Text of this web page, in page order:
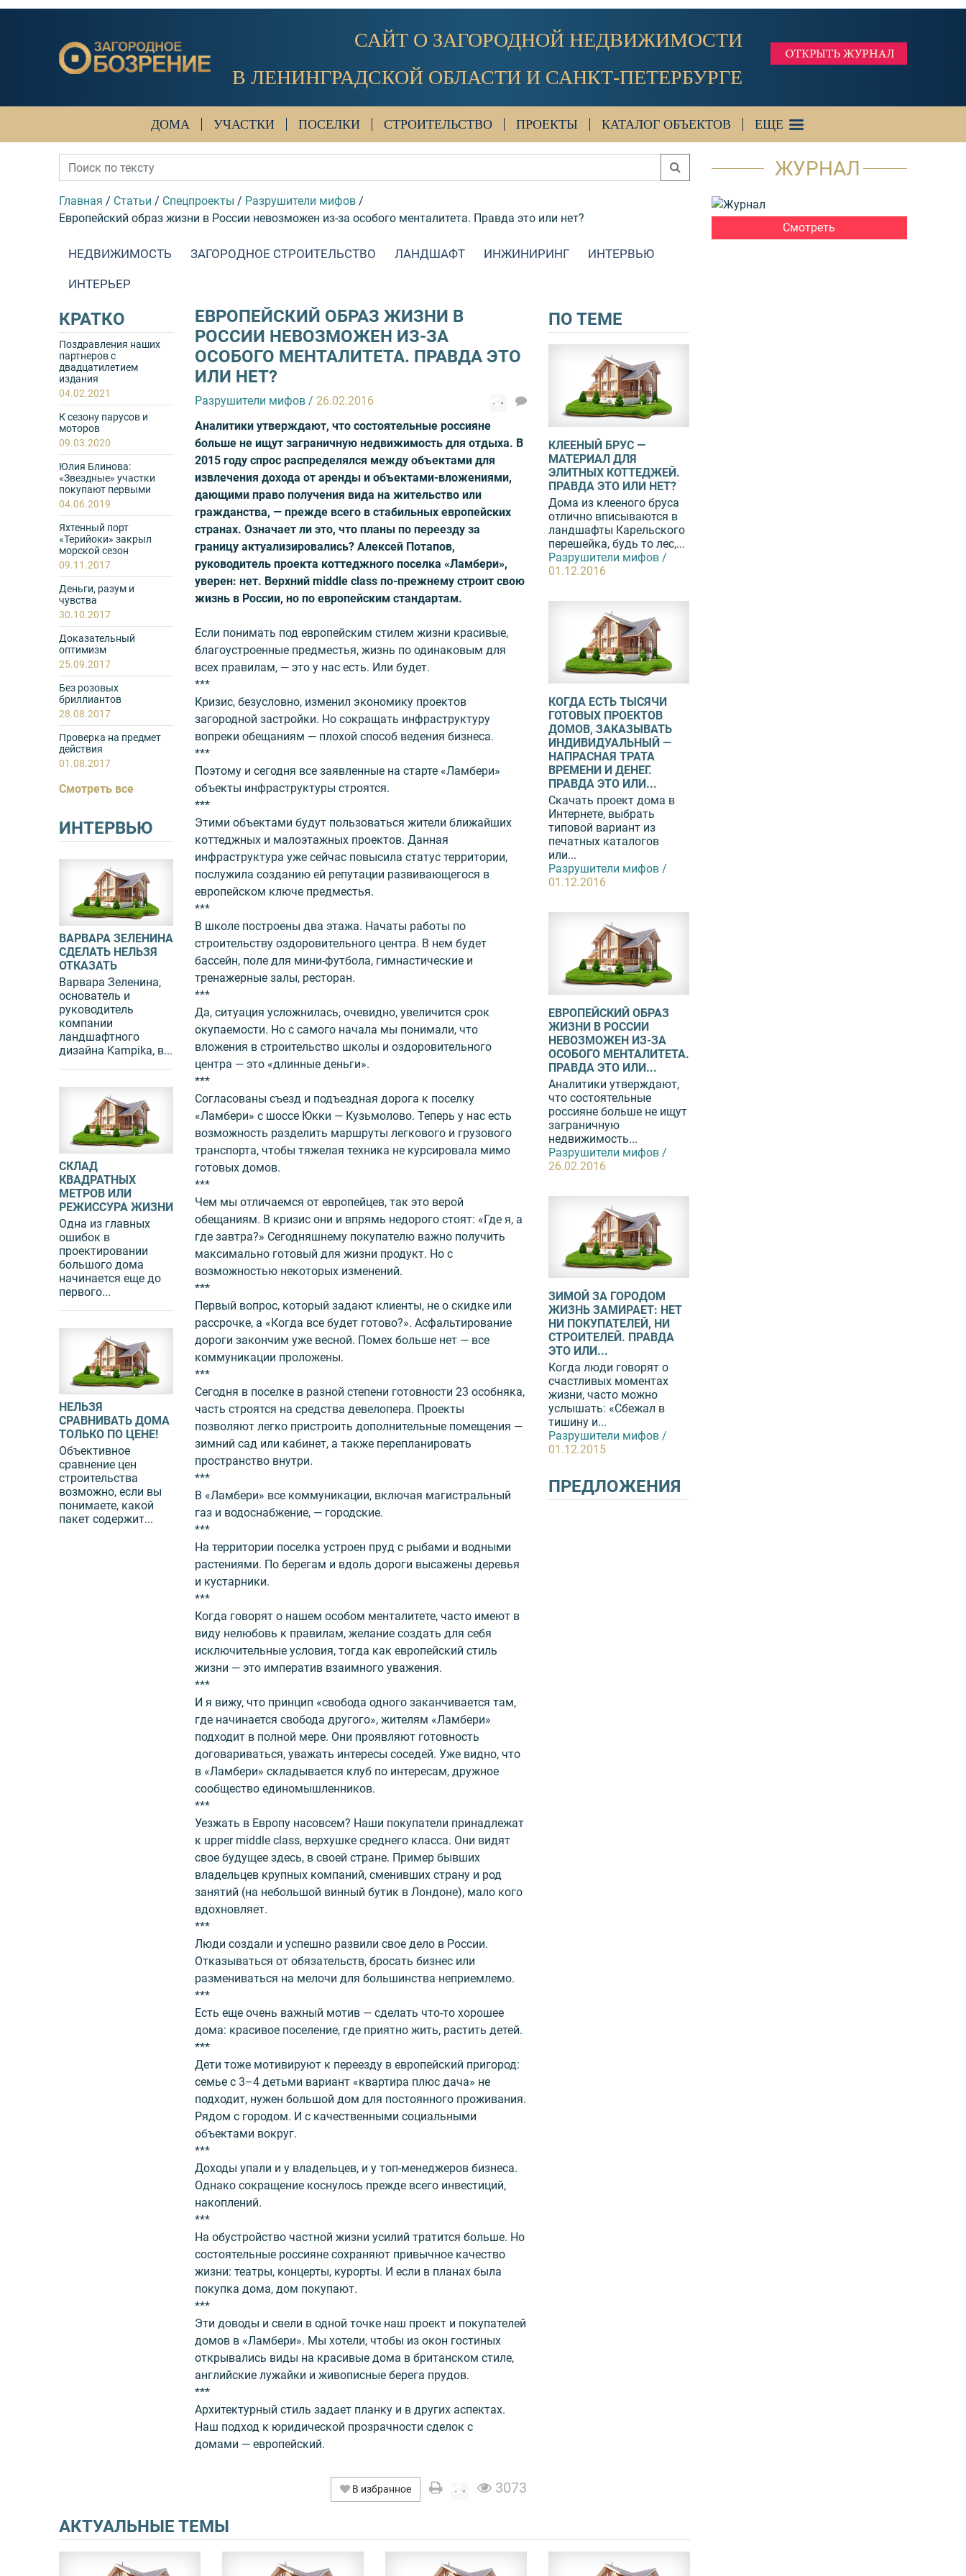
САЙТ О ЗАГОРОДНОЙ НЕДВИЖИМОСТИ
В ЛЕНИНГРАДСКОЙ ОБЛАСТИ И САНКТ-ПЕТЕРБУРГЕ
ДОМА УЧАСТКИ ПОСЕЛКИ СТРОИТЕЛЬСТВО ПРОЕКТЫ КАТАЛОГ ОБЪЕКТОВ ЕЩЕ
Главная / Статьи / Спецпроекты / Разрушители мифов /
Европейский образ жизни в России невозможен из-за особого менталитета. Правда это или нет?
НЕДВИЖИМОСТЬ ЗАГОРОДНОЕ СТРОИТЕЛЬСТВО ЛАНДШАФТ ИНЖИНИРИНГ ИНТЕРВЬЮ
ИНТЕРЬЕР
КРАТКО
Поздравления наших
партнеров с
двадцатилетием
издания
04.02.2021
К сезону парусов и
моторов
09.03.2020
Юлия Блинова:
«Звездные» участки
покупают первыми
04.06.2019
Яхтенный порт
«Терийоки» закрыл
морской сезон
09.11.2017
Деньги, разум и
чувства
30.10.2017
Доказательный
оптимизм
25.09.2017
Без розовых
бриллиантов
28.08.2017
Проверка на предмет
действия
01.08.2017
Смотреть все
ИНТЕРВЬЮ
ВАРВАРА ЗЕЛЕНИНА
СДЕЛАТЬ НЕЛЬЗЯ
ОТКАЗАТЬ
Варвара Зеленина,
основатель и
руководитель
компании
ландшафтного
дизайна Kampika, в...
СКЛАД
КВАДРАТНЫХ
МЕТРОВ ИЛИ
РЕЖИССУРА ЖИЗНИ
Одна из главных
ошибок в
проектировании
большого дома
начинается еще до
первого...
НЕЛЬЗЯ
СРАВНИВАТЬ ДОМА
ТОЛЬКО ПО ЦЕНЕ!
Объективное
сравнение цен
строительства
возможно, если вы
понимаете, какой
пакет содержит...
ЕВРОПЕЙСКИЙ ОБРАЗ ЖИЗНИ В
РОССИИ НЕВОЗМОЖЕН ИЗ-ЗА
ОСОБОГО МЕНТАЛИТЕТА. ПРАВДА ЭТО
ИЛИ НЕТ?
Разрушители мифов / 26.02.2016
Аналитики утверждают, что состоятельные россияне
больше не ищут заграничную недвижимость для отдыха. В
2015 году спрос распределялся между объектами для
извлечения дохода от аренды и объектами-вложениями,
дающими право получения вида на жительство или
гражданства, — прежде всего в стабильных европейских
странах. Означает ли это, что планы по переезду за
границу актуализировались? Алексей Потапов,
руководитель проекта коттеджного поселка «Ламбери»,
уверен: нет. Верхний middle class по-прежнему строит свою
жизнь в России, но по европейским стандартам.
Если понимать под европейским стилем жизни красивые,
благоустроенные предместья, жизнь по одинаковым для
всех правилам, — это у нас есть. Или будет.
***
Кризис, безусловно, изменил экономику проектов
загородной застройки. Но сокращать инфраструктуру
вопреки обещаниям — плохой способ ведения бизнеса.
***
Поэтому и сегодня все заявленные на старте «Ламбери»
объекты инфраструктуры строятся.
***
Этими объектами будут пользоваться жители ближайших
коттеджных и малоэтажных проектов. Данная
инфраструктура уже сейчас повысила статус территории,
послужила созданию ей репутации развивающегося в
европейском ключе предместья.
***
В школе построены два этажа. Начаты работы по
строительству оздоровительного центра. В нем будет
бассейн, поле для мини-футбола, гимнастические и
тренажерные залы, ресторан.
***
Да, ситуация усложнилась, очевидно, увеличится срок
окупаемости. Но с самого начала мы понимали, что
вложения в строительство школы и оздоровительного
центра — это «длинные деньги».
***
Согласованы съезд и подъездная дорога к поселку
«Ламбери» с шоссе Юкки — Кузьмолово. Теперь у нас есть
возможность разделить маршруты легкового и грузового
транспорта, чтобы тяжелая техника не курсировала мимо
готовых домов.
***
Чем мы отличаемся от европейцев, так это верой
обещаниям. В кризис они и впрямь недорого стоят: «Где я, а
где завтра?» Сегодняшнему покупателю важно получить
максимально готовый для жизни продукт. Но с
возможностью некоторых изменений.
***
Первый вопрос, который задают клиенты, не о скидке или
рассрочке, а «Когда все будет готово?». Асфальтирование
дороги закончим уже весной. Помех больше нет — все
коммуникации проложены.
***
Сегодня в поселке в разной степени готовности 23 особняка,
часть строятся на средства девелопера. Проекты
позволяют легко пристроить дополнительные помещения —
зимний сад или кабинет, а также перепланировать
пространство внутри.
***
В «Ламбери» все коммуникации, включая магистральный
газ и водоснабжение, — городские.
***
На территории поселка устроен пруд с рыбами и водными
растениями. По берегам и вдоль дороги высажены деревья
и кустарники.
***
Когда говорят о нашем особом менталитете, часто имеют в
виду нелюбовь к правилам, желание создать для себя
исключительные условия, тогда как европейский стиль
жизни — это императив взаимного уважения.
***
И я вижу, что принцип «свобода одного заканчивается там,
где начинается свобода другого», жителям «Ламбери»
подходит в полной мере. Они проявляют готовность
договариваться, уважать интересы соседей. Уже видно, что
в «Ламбери» складывается клуб по интересам, дружное
сообщество единомышленников.
***
Уезжать в Европу насовсем? Наши покупатели принадлежат
к upper middle class, верхушке среднего класса. Они видят
свое будущее здесь, в своей стране. Пример бывших
владельцев крупных компаний, сменивших страну и род
занятий (на небольшой винный бутик в Лондоне), мало кого
вдохновляет.
***
Люди создали и успешно развили свое дело в России.
Отказываться от обязательств, бросать бизнес или
размениваться на мелочи для большинства неприемлемо.
***
Есть еще очень важный мотив — сделать что-то хорошее
дома: красивое поселение, где приятно жить, растить детей.
***
Дети тоже мотивируют к переезду в европейский пригород:
семье с 3–4 детьми вариант «квартира плюс дача» не
подходит, нужен большой дом для постоянного проживания.
Рядом с городом. И с качественными социальными
объектами вокруг.
***
Доходы упали и у владельцев, и у топ-менеджеров бизнеса.
Однако сокращение коснулось прежде всего инвестиций,
накоплений.
***
На обустройство частной жизни усилий тратится больше. Но
состоятельные россияне сохраняют привычное качество
жизни: театры, концерты, курорты. И если в планах была
покупка дома, дом покупают.
***
Эти доводы и свели в одной точке наш проект и покупателей
домов в «Ламбери». Мы хотели, чтобы из окон гостиных
открывались виды на красивые дома в британском стиле,
английские лужайки и живописные берега прудов.
***
Архитектурный стиль задает планку и в других аспектах.
Наш подход к юридической прозрачности сделок с
домами — европейский.
В избранное 3073
ПО ТЕМЕ
КЛЕЕНЫЙ БРУС —
МАТЕРИАЛ ДЛЯ
ЭЛИТНЫХ КОТТЕДЖЕЙ.
ПРАВДА ЭТО ИЛИ НЕТ?
Дома из клееного бруса
отлично вписываются в
ландшафты Карельского
перешейка, будь то лес,...
Разрушители мифов /
01.12.2016
КОГДА ЕСТЬ ТЫСЯЧИ
ГОТОВЫХ ПРОЕКТОВ
ДОМОВ, ЗАКАЗЫВАТЬ
ИНДИВИДУАЛЬНЫЙ —
НАПРАСНАЯ ТРАТА
ВРЕМЕНИ И ДЕНЕГ.
ПРАВДА ЭТО ИЛИ...
Скачать проект дома в
Интернете, выбрать
типовой вариант из
печатных каталогов
или...
Разрушители мифов /
01.12.2016
ЕВРОПЕЙСКИЙ ОБРАЗ
ЖИЗНИ В РОССИИ
НЕВОЗМОЖЕН ИЗ-ЗА
ОСОБОГО МЕНТАЛИТЕТА.
ПРАВДА ЭТО ИЛИ...
Аналитики утверждают,
что состоятельные
россияне больше не ищут
заграничную
недвижимость...
Разрушители мифов /
26.02.2016
ЗИМОЙ ЗА ГОРОДОМ
ЖИЗНЬ ЗАМИРАЕТ: НЕТ
НИ ПОКУПАТЕЛЕЙ, НИ
СТРОИТЕЛЕЙ. ПРАВДА
ЭТО ИЛИ...
Когда люди говорят о
счастливых моментах
жизни, часто можно
услышать: «Сбежал в
тишину и...
Разрушители мифов /
01.12.2015
ПРЕДЛОЖЕНИЯ
АКТУАЛЬНЫЕ ТЕМЫ
ЖУРНАЛ
Смотреть